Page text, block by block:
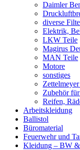
Daimler
diverse
Elektrik,
LKW Teile
Magirus
MAN Teile
Motore
sonstiges
Zubehör
Reifen,
Arbeitskleidung
Ballistol
Büromaterial
Feuerwehr und
Kleidung – BW